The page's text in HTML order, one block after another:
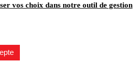
vos choix dans notre outil de gestion